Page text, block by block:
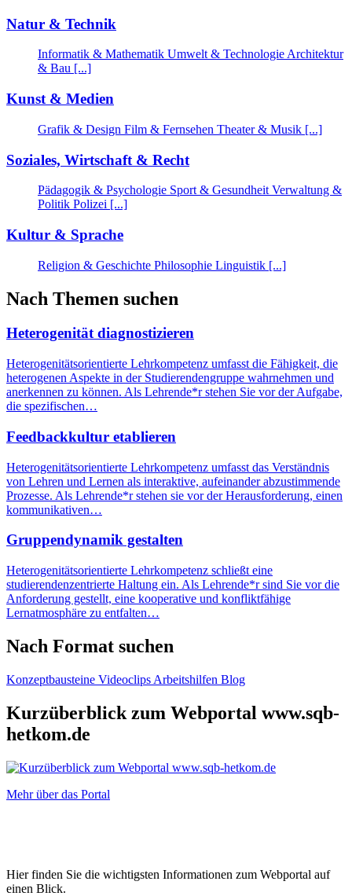
Natur & Technik
Informatik & Mathematik Umwelt & Technologie Architektur
& Bau [...]
Kunst & Medien
Grafik & Design Film & Fernsehen Theater & Musik [...]
Soziales, Wirtschaft & Recht
Pädagogik & Psychologie Sport & Gesundheit Verwaltung &
Politik Polizei [...]
Kultur & Sprache
Religion & Geschichte Philosophie Linguistik [...]
Nach Themen suchen
Heterogenität diagnostizieren
Heterogenitätsorientierte Lehrkompetenz umfasst die Fähigkeit, die
heterogenen Aspekte in der Studierendengruppe wahrnehmen und
anerkennen zu können. Als Lehrende*r stehen Sie vor der Aufgabe,
die spezifischen…
Feedbackkultur etablieren
Heterogenitätsorientierte Lehrkompetenz umfasst das Verständnis
von Lehren und Lernen als interaktive, aufeinander abzustimmende
Prozesse. Als Lehrende*r stehen sie vor der Herausforderung, einen
kommunikativen…
Gruppendynamik gestalten
Heterogenitätsorientierte Lehrkompetenz schließt eine
studierendenzentrierte Haltung ein. Als Lehrende*r sind Sie vor die
Anforderung gestellt, eine kooperative und konfliktfähige
Lernatmosphäre zu entfalten…
Nach Format suchen
Konzept­bausteine Video­clips Arbeits­hilfen Blog
Kurzüberblick zum Webportal www.sqb-
hetkom.de
Mehr über das Portal
Hier finden Sie die wichtigsten Informationen zum Webportal auf
einen Blick.